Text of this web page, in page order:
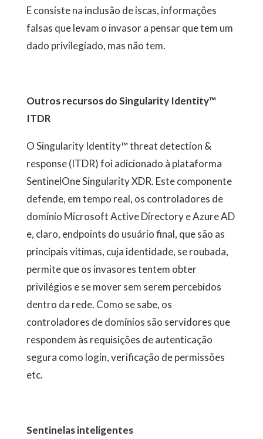
E consiste na inclusão de iscas, informações
falsas que levam o invasor a pensar que tem um
dado privilegiado, mas não tem.
Outros recursos do Singularity Identity™
ITDR
O Singularity Identity™ threat detection &
response (ITDR) foi adicionado à plataforma
SentinelOne Singularity XDR. Este componente
defende, em tempo real, os controladores de
domínio Microsoft Active Directory e Azure AD
e, claro, endpoints do usuário final, que são as
principais vítimas, cuja identidade, se roubada,
permite que os invasores tentem obter
privilégios e se mover sem serem percebidos
dentro da rede. Como se sabe, os
controladores de domínios são servidores que
respondem às requisições de autenticação
segura como login, verificação de permissões
etc.
Sentinelas inteligentes